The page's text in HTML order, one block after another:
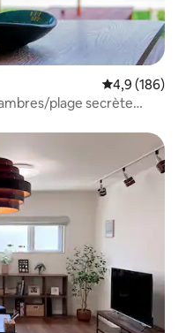
Évaluation
4,9 (186)
plage secrète